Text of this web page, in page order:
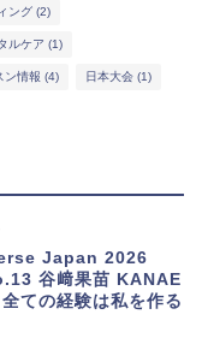
ング (2)
ルケア (1)
ン情報 (4) 日本大会 (1)
Japan 2026
谷﨑果苗 KANAE
ての経験は私を作る